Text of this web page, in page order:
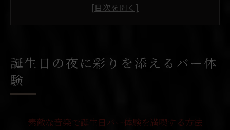
音楽とともに楽しむバースデーバーの選び
札幌 バーで素敵な音楽と誕生日を祝うコツ
誕生日の夜に彩りを添えるバー体
験
素敵な音楽で誕生日バー体験を満喫する方法